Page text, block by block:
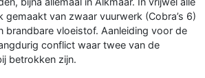
gemaakt van zwaar vuurwerk (Cobra’s 6)
brandbare vloeistof. Aanleiding voor de
conflict waar twee van de
betrokken zijn.